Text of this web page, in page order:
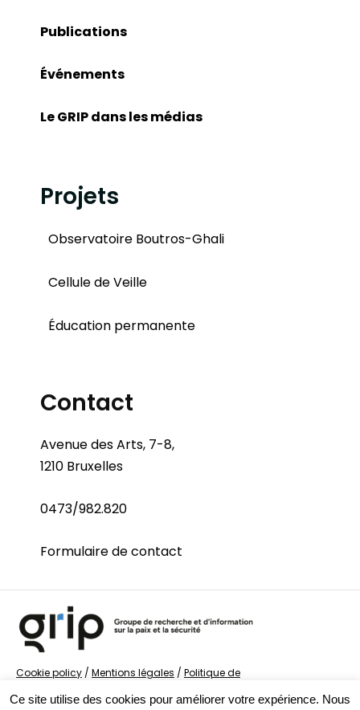
Publications
Événements
Le GRIP dans les médias
Projets
Observatoire Boutros-Ghali
Cellule de Veille
Éducation permanente
Contact
Avenue des Arts, 7-8,
1210 Bruxelles
0473/982.820
Formulaire de contact
Cookie policy / Mentions légales / Politique de
la Sécurité
Ce site utilise des cookies pour améliorer votre expérience. Nous